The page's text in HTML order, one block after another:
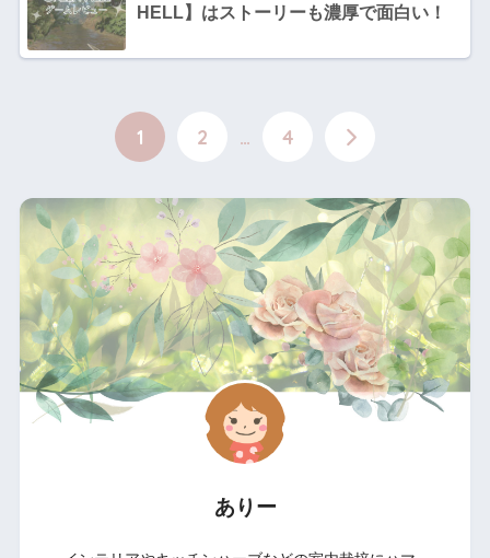
HELL】はストーリーも濃厚で面白い！
1 2 … 4
ありー